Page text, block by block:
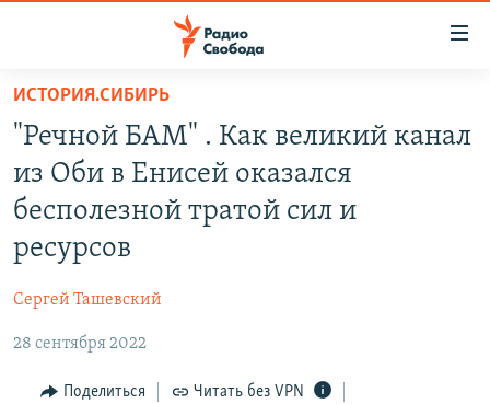
упрощенного
доступа
Вернуться
основному
содержанию
Вернутся
навигации
Вернутся
ПРОГРАММЫ
ПОДКАСТЫ
АВТОРСКИЕ ПРОЕКТЫ
КУЛЬТУРА
IDEL.РЕАЛИИ
КАВКАЗ.РЕАЛИИ
ИСТОРИЯ.СИБИРЬ
"Речной БАМ" . Как великий канал
из Оби в Енисей оказался
бесполезной тратой сил и
ресурсов
Сергей Ташевский
28 сентября 2022
Поделиться Читать без VPN